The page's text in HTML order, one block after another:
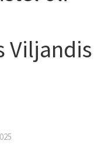
Viljandis